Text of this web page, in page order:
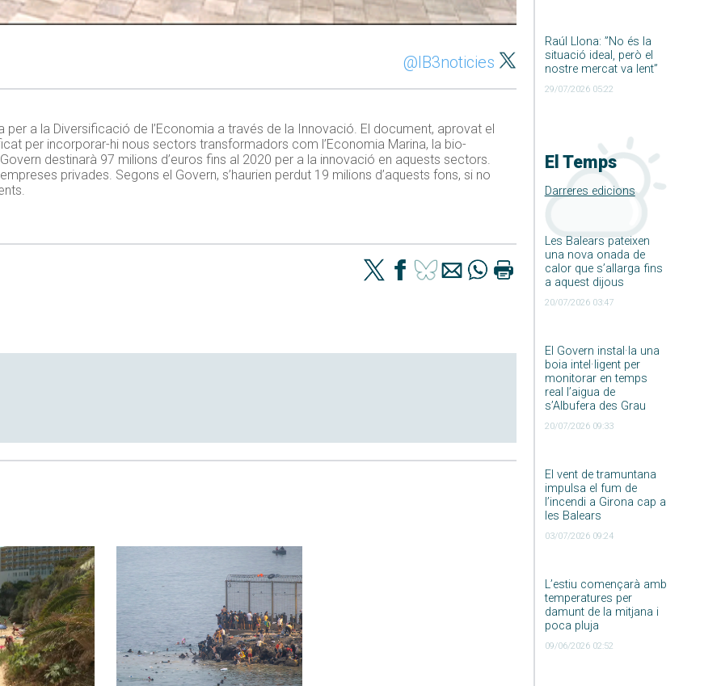
Raúl Llona: ”No és la
situació ideal, però el
nostre mercat va lent”
29/07/2026 05:22
El Temps
Darreres edicions
Les Balears pateixen
una nova onada de
calor que s’allarga fins
a aquest dijous
20/07/2026 03:47
El Govern instal·la una
boia intel·ligent per
monitorar en temps
real l’aigua de
s’Albufera des Grau
20/07/2026 09:33
El vent de tramuntana
impulsa el fum de
l’incendi a Girona cap a
les Balears
03/07/2026 09:24
L’estiu començarà amb
temperatures per
damunt de la mitjana i
poca pluja
09/06/2026 02:52
@IB3noticies
per a la Diversificació de l’Economia a través de la Innovació. El document, aprovat el
per incorporar-hi nous sectors transformadors com l’Economia Marina, la bio-
destinarà 97 milions d’euros fins al 2020 per a la innovació en aquests sectors.
privades. Segons el Govern, s’haurien perdut 19 milions d’aquests fons, si no